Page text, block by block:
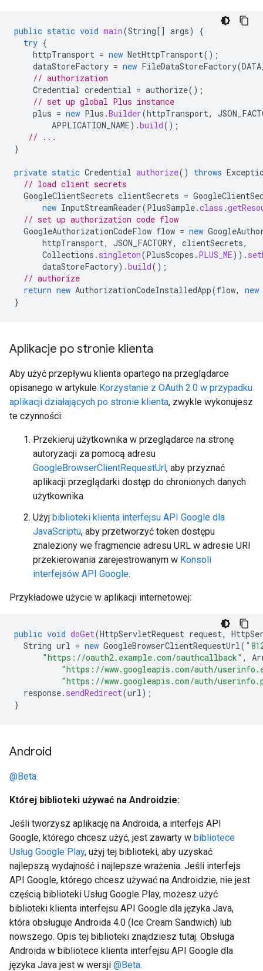
public static void main(String[] args)
{
try {
httpTransport = new NetHttpTransport();
dataStoreFactory = new FileDataStoreFactory(
// authorization
Credential credential = authorize();
// set up global Plus instance
plus = new Plus .Builder(httpTransport,
APPLICATION_NAME).build();
// ...
}
private static Credential authorize() throws
// load client secrets
GoogleClientSecrets clientSecrets =
new InputStreamReader(PlusSample.class .
// set up authorization code flow
GoogleAuthorizationCodeFlow flow = new
httpTransport, JSON_FACTORY, clientSecrets,
Collections . singleton(PlusScopes . PLUS_ME)).
dataStoreFactory).build();
// authorize
return new AuthorizationCodeInstalledApp(flow,
new
}
Aplikacje po stronie klienta
Aby użyć przepływu klienta opartego na przeglądarce
opisanego w artykule Korzystanie z OAuth 2.0 w przypadku
aplikacji działających po stronie klienta, zwykle wykonujesz
te czynności:
Przekieruj użytkownika w przeglądarce na stronę
autoryzacji za pomocą adresu
GoogleBrowserClientRequestUrl, aby przyznać
aplikacji przeglądarki dostęp do chronionych danych
użytkownika.
Użyj biblioteki klienta interfejsu API Google dla
JavaScriptu, aby przetworzyć token dostępu
znaleziony we fragmencie adresu URL w adresie URI
przekierowania zarejestrowanym w Konsoli
interfejsów API Google.
Przykładowe użycie w aplikacji internetowej:
public void doGet(HttpServletRequest request,
String url = new GoogleBrowserClientRequestUrl(
"https://oauth2.example.com/oauthcallback" ,
"https://www.googleapis.com/auth/
"https://www.googleapis.com/auth/
response. sendRedirect(url);
}
Android
@Beta
Której biblioteki używać na Androidzie:
Jeśli tworzysz aplikację na Androida, a interfejs API
Google, którego chcesz użyć, jest zawarty w bibliotece
Usług Google Play, użyj tej biblioteki, aby uzyskać
najlepszą wydajność i najlepsze wrażenia. Jeśli interfejs
API Google, którego chcesz używać na Androidzie, nie jest
częścią biblioteki Usług Google Play, możesz użyć
biblioteki klienta interfejsu API Google dla języka Java,
która obsługuje Androida 4.0 (Ice Cream Sandwich) lub
nowszego. Opis tej biblioteki znajdziesz tutaj. Obsługa
Androida w bibliotece klienta interfejsu API Google dla
języka Java jest w wersji @Beta.